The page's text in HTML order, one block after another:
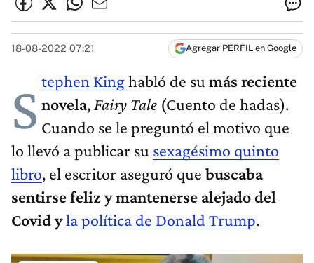
18-08-2022 07:21 Agregar PERFIL en Google
S tephen Kinghabló de su más reciente
novela, Fairy Tale (Cuento de hadas).
Cuando se le preguntó el motivo que
lo llevó a publicar su sexagésimo quinto
libro, el escritor aseguró que buscaba
sentirse feliz y mantenerse alejado del
Covidyla política de Donald Trump.